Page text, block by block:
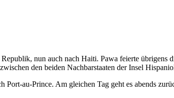
nun auch nach Haiti. Pawa feierte übrigens
den beiden Nachbarstaaten der Insel
au-Prince. Am gleichen Tag geht es abends